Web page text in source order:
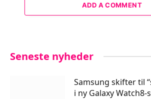
ADD A COMMENT
Seneste nyheder
Samsung skifter til
i ny Galaxy Watch8-